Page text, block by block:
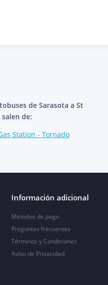
de Sarasota a St
salen de:
Station - Tornado
Información adicional
Métodos de pago
Preguntas frecuentes
Términos y Condiciones
Aviso de Privacidad